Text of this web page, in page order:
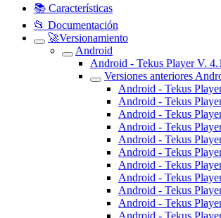
📚 Características
📂 Documentación
🚀Versionamiento
Android
Android - Tekus Player V.
Versiones anteriores
Android - Tekus
Android - Tekus
Android - Tekus
Android - Tekus
Android - Tekus
Android - Tekus
Android - Tekus
Android - Tekus
Android - Tekus
Android - Tekus
Android - Tekus